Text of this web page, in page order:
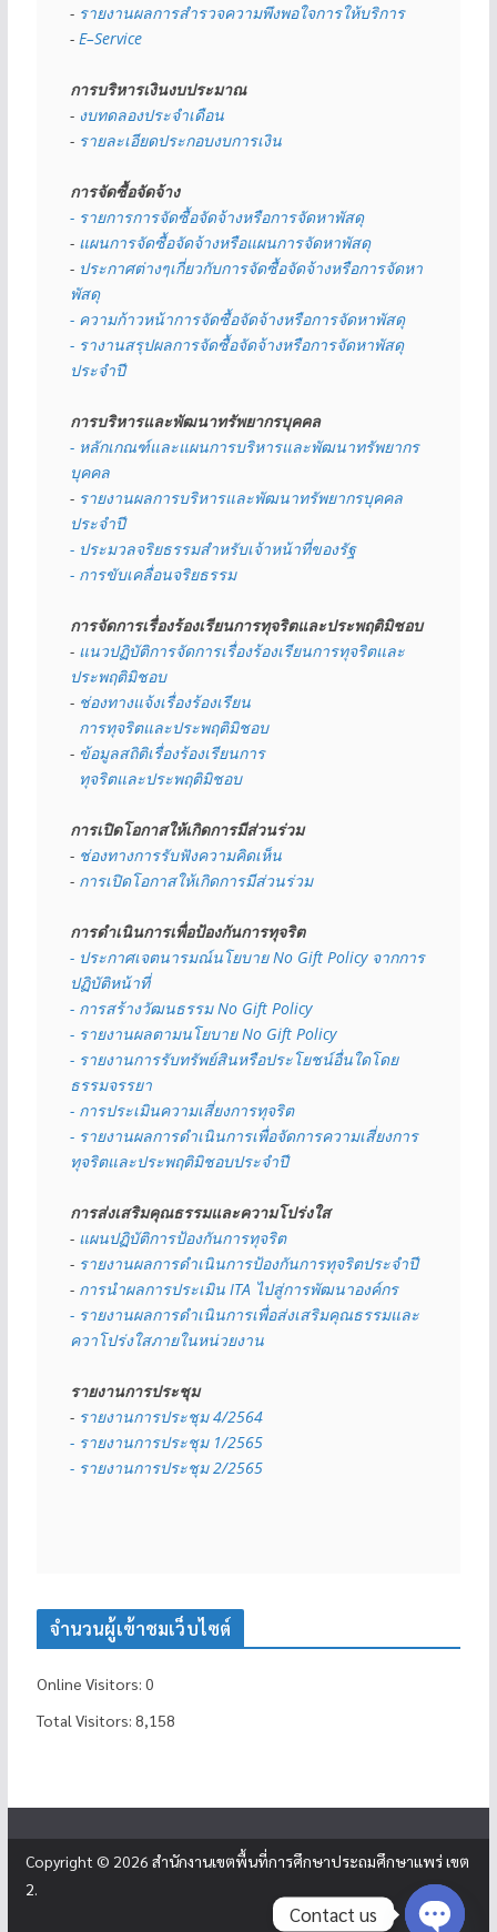
- รายงานผลการสำรวจความพึงพอใจการให้บริการ
- E–Service
การบริหารเงินงบประมาณ
- งบทดลองประจำเดือน
- รายละเอียดประกอบงบการเงิน
การจัดซื้อจัดจ้าง
- รายการการจัดซื้อจัดจ้างหรือการจัดหาพัสดุ
- แผนการจัดซื้อจัดจ้างหรือแผนการจัดหาพัสดุ
- ประกาศต่างๆเกี่ยวกับการจัดซื้อจัดจ้างหรือการจัดหา
พัสดุ
- ความก้าวหน้าการจัดซื้อจัดจ้างหรือการจัดหาพัสดุ
- รางานสรุปผลการจัดซื้อจัดจ้างหรือการจัดหาพัสดุ
ประจำปี
การบริหารและพัฒนาทรัพยากรบุคคล
- หลักเกณฑ์และแผนการบริหารและพัฒนาทรัพยากร
บุคคล
- รายงานผลการบริหารและพัฒนาทรัพยากรบุคคล
ประจำปี
- ประมวลจริยธรรมสำหรับเจ้าหน้าที่ของรัฐ
- การขับเคลื่อนจริยธรรม
การจัดการเรื่องร้องเรียนการทุจริตและประพฤติมิชอบ
- แนวปฏิบัติการจัดการเรื่องร้องเรียนการทุจริตและ
ประพฤติมิชอบ
- ช่องทางแจ้งเรื่องร้องเรียน
  การทุจริตและประพฤติมิชอบ
- ข้อมูลสถิติเรื่องร้องเรียนการ
  ทุจริตและประพฤติมิชอบ
การเปิดโอกาสให้เกิดการมีส่วนร่วม
- ช่องทางการรับฟังความคิดเห็น
- การเปิดโอกาสให้เกิดการมีส่วนร่วม
การดำเนินการเพื่อป้องกันการทุจริต
- ประกาศเจตนารมณ์นโยบาย No Gift Policy จากการ
ปฏิบัติหน้าที่
- การสร้างวัฒนธรรม No Gift Policy
- รายงานผลตามนโยบาย No Gift Policy
- รายงานการรับทรัพย์สินหรือประโยชน์อื่นใดโดย
ธรรมจรรยา
- การประเมินความเสี่ยงการทุจริต
- รายงานผลการดำเนินการเพื่อจัดการความเสี่ยงการ
ทุจริตและประพฤติมิชอบประจำปี
การส่งเสริมคุณธรรมและความโปร่งใส
- แผนปฏิบัติการป้องกันการทุจริต
- รายงานผลการดำเนินการป้องกันการทุจริตประจำปี
- การนำผลการประเมิน ITA ไปสู่การพัฒนาองค์กร
- รายงานผลการดำเนินการเพื่อส่งเสริมคุณธรรมและ
ควาโปร่งใสภายในหน่วยงาน
รายงานการประชุม
- รายงานการประชุม 4/2564
- รายงานการประชุม 1/2565
- รายงานการประชุม 2/2565
จำนวนผู้เข้าชมเว็บไซต์
Online Visitors: 0
Total Visitors: 8,158
Copyright © 2026 สำนักงานเขตพื้นที่การศึกษาประถมศึกษาแพร่ เขต
2.
Contact us